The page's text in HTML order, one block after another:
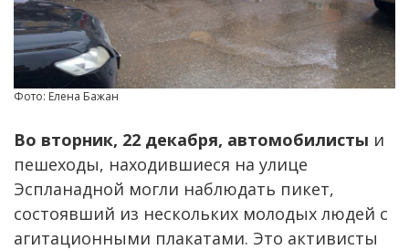
Фото: Елена Бажан
Во вторник, 22 декабря, автомобилисты и
пешеходы, находившиеся на улице
Эспланадной могли наблюдать пикет,
состоявший из нескольких молодых людей с
агитационными плакатами. Это активисты